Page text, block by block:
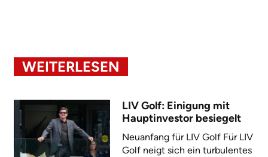
WEITERLESEN
LIV Golf: Einigung mit
Hauptinvestor besiegelt
Neuanfang für LIV Golf Für LIV
Golf neigt sich ein turbulentes